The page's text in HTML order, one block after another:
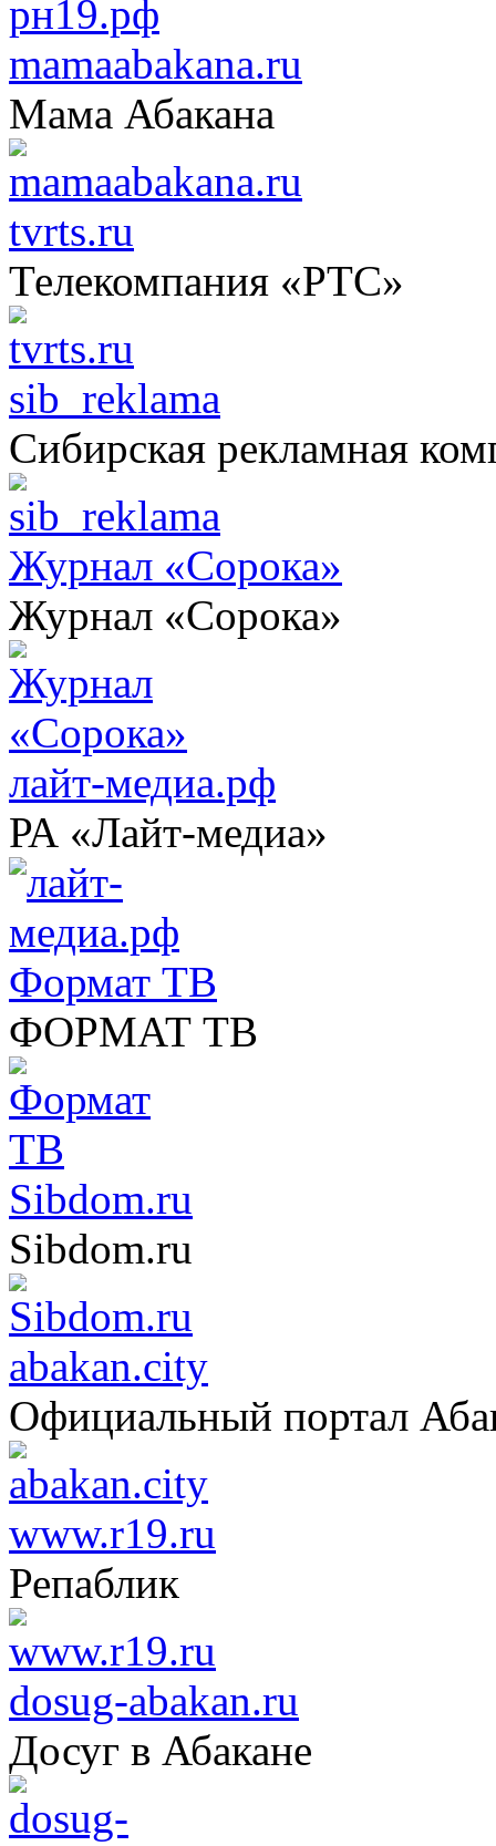
mamaabakana.ru
Мама Абакана
tvrts.ru
Телекомпания «РТС»
sib_reklama
Сибирская рекламная
Журнал «Сорока»
Журнал «Сорока»
лайт-медиа.рф
РА «Лайт-медиа»
Формат ТВ
ФОРМАТ ТВ
Sibdom.ru
Sibdom.ru
abakan.city
Официальный портал
www.r19.ru
Репаблик
dosug-abakan.ru
Досуг в Абакане